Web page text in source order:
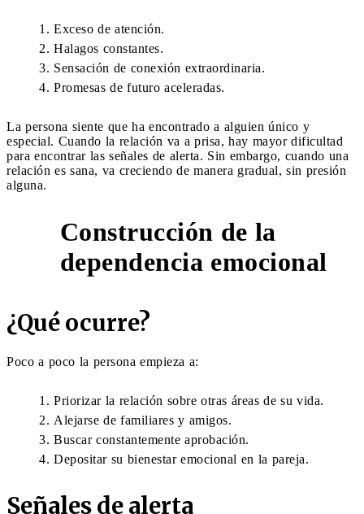
Exceso de atención.
Halagos constantes.
Sensación de conexión extraordinaria.
Promesas de futuro aceleradas.
La persona siente que ha encontrado a alguien único y
especial. Cuando la relación va a prisa, hay mayor dificultad
para encontrar las señales de alerta. Sin embargo, cuando una
relación es sana, va creciendo de manera gradual, sin presión
alguna.
Construcción de la
dependencia emocional
¿Qué ocurre?
Poco a poco la persona empieza a:
Priorizar la relación sobre otras áreas de su vida.
Alejarse de familiares y amigos.
Buscar constantemente aprobación.
Depositar su bienestar emocional en la pareja.
Señales de alerta